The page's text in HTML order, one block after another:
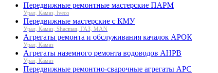
Передвижные ремонтные мастерские ПАРМ
Урал, Камаз, Iveco
Передвижные мастерские с КМУ
Урал, Камаз, Shacman, ГАЗ, MAN
Агрегаты ремонта и обслуживания качалок АРОК
Урал, Камаз
Агрегаты наземного ремонта водоводов АНРВ
Урал, Камаз
Передвижные ремонтно-сварочные агрегаты АРС